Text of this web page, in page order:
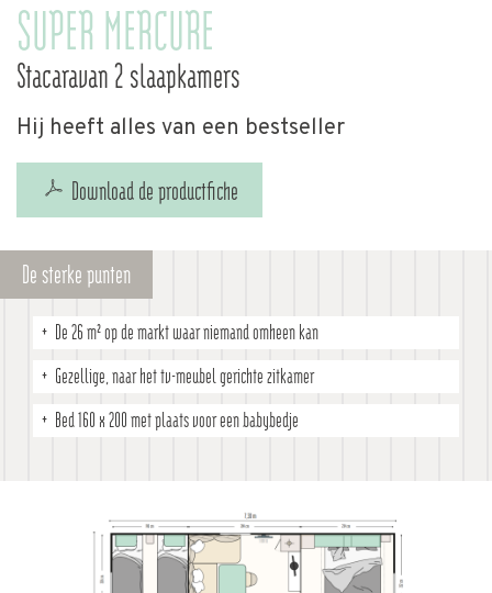
SUPER MERCURE
Stacaravan 2 slaapkamers
Hij heeft alles van een bestseller
Download de productfiche
De sterke punten
De 26 m² op de markt waar niemand omheen kan
Gezellige, naar het tv-meubel gerichte zitkamer
Bed 160 x 200 met plaats voor een babybedje